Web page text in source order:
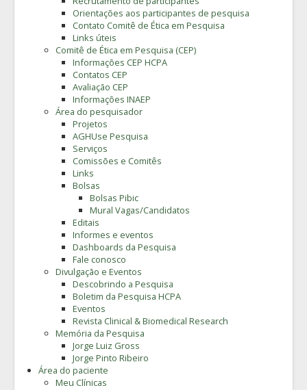
Orientações aos participantes de pesquisa
Contato Comitê de Ética em Pesquisa
Links úteis
Comitê de Ética em Pesquisa (CEP)
Informações CEP HCPA
Contatos CEP
Avaliação CEP
Informações INAEP
Área do pesquisador
Projetos
AGHUse Pesquisa
Serviços
Comissões e Comitês
Links
Bolsas
Bolsas Pibic
Mural Vagas/Candidatos
Editais
Informes e eventos
Dashboards da Pesquisa
Fale conosco
Divulgação e Eventos
Descobrindo a Pesquisa
Boletim da Pesquisa HCPA
Eventos
Revista Clinical & Biomedical Research
Memória da Pesquisa
Jorge Luiz Gross
Jorge Pinto Ribeiro
Área do paciente
Meu Clínicas